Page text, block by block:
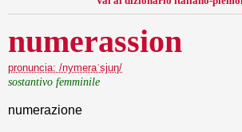
numerassion
pronuncia: /nymeraˈsjuŋ/
sostantivo femminile
numerazione